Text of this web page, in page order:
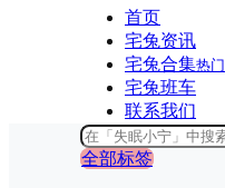
首页
宅兔资讯
宅兔合集热门
宅兔班车
联系我们
全部标签